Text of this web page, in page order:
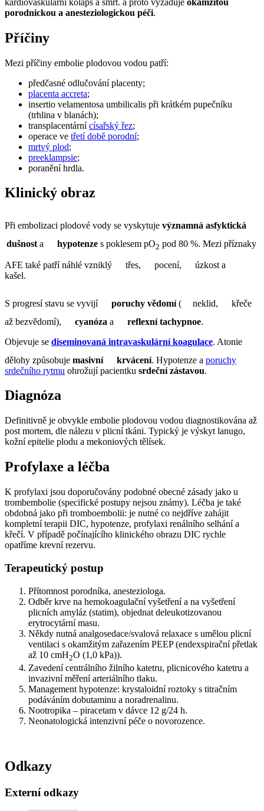
porodnickou a anesteziologickou péči.
Příčiny
Mezi příčiny embolie plodovou vodou patří:
předčasné odlučování placenty;
placenta accreta;
insertio velamentosa umbilicalis při krátkém pupečníku
(trhlina v blanách);
transplacentárnícísařský řez;
operace ve třetí době porodní;
mrtvý plod;
preeklampsie;
poranění hrdla.
Klinický obraz
Při embolizaci plodové vody se vyskytuje významná asfyktická
dušnost a hypotenze s poklesem pO2 pod 80 %. Mezi příznaky
AFE také patří náhlé vzniklý třes, pocení,
úzkost a
kašel.
S progresí stavu se vyvijí poruchy vědomí( neklid,
křeče
až bezvědomí),
cyanóza a reflexní tachypnoe.
Objevuje se diseminovaná intravaskulární koagulace. Atonie
dělohy způsobuje masivní krvácení. Hypotenze a poruchy
srdečního rytmu ohrožují pacientku srdeční zástavou.
Diagnóza
Definitivně je obvykle embolie plodovou vodou diagnostikována až
post mortem, dle nálezu v plicní tkáni. Typický je výskyt lanugo,
kožní epitelie plodu a mekoniových tělísek.
Profylaxe a léčba
K profylaxi jsou doporučovány podobné obecné zásady jako u
trombembolie (specifické postupy nejsou známy). Léčba je také
obdobná jako při tromboembolii: je nutné co nejdříve zahájit
kompletní terapii DIC, hypotenze, profylaxi renálního selhání a
křečí. V případě počínajícího klinického obrazu DIC rychle
opatříme krevní rezervu.
Terapeutický postup
Přítomnost porodníka, anesteziologa.
Odběr krve na hemokoagulační vyšetření a na vyšetření
plicních amyláz (statim), objednat deleukotizovanou
erytrocytární masu.
Někdy nutná analgosedace/svalová relaxace s umělou plicní
ventilaci s okamžitým zařazením PEEP (endexspirační přetlak
až 10 cmH2O (1,0 kPa)).
Zavedení centrálního žilního katetru, plicnicového katetru a
invazivní měření arteriálního tlaku.
Management hypotenze: krystaloidní roztoky s titračním
podáváním dobutaminu a noradrenalinu.
Nootropika – piracetam v dávce 12 g/24 h.
Neonatologická intenzivní péče o novorozence.
Odkazy
Externí odkazy